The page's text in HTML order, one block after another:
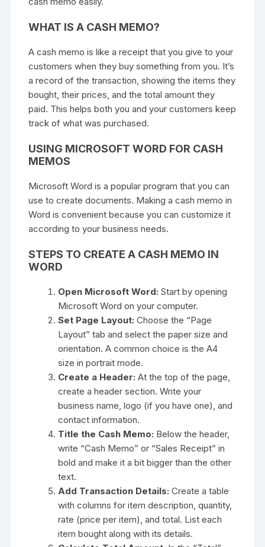
WHAT IS A CASH MEMO?
A cash memo is like a receipt that you give to your
customers when they buy something from you. It’s
a record of the transaction, showing the items they
bought, their prices, and the total amount they
paid. This helps both you and your customers keep
track of what was purchased.
USING MICROSOFT WORD FOR CASH
MEMOS
Microsoft Word is a popular program that you can
use to create documents. Making a cash memo in
Word is convenient because you can customize it
according to your business needs.
STEPS TO CREATE A CASH MEMO IN
WORD
Open Microsoft Word: Start by opening
Microsoft Word on your computer.
Set Page Layout: Choose the “Page
Layout” tab and select the paper size and
orientation. A common choice is the A4
size in portrait mode.
Create a Header: At the top of the page,
create a header section. Write your
business name, logo (if you have one), and
contact information.
Title the Cash Memo: Below the header,
write “Cash Memo” or “Sales Receipt” in
bold and make it a bit bigger than the other
text.
Add Transaction Details: Create a table
with columns for item description, quantity,
rate (price per item), and total. List each
item bought along with its details.